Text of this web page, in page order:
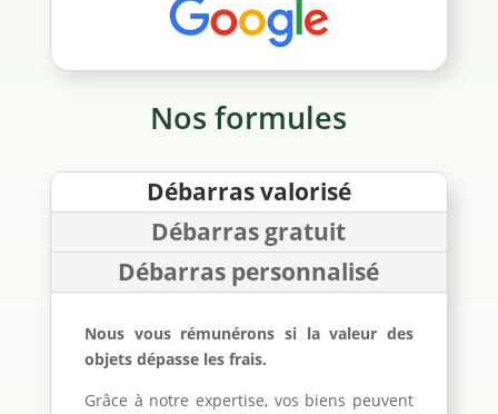
Nos formules
Débarras valorisé
Débarras gratuit
Débarras personnalisé
Nous vous rémunérons si la valeur des
objets dépasse les frais.
Grâce à notre expertise, vos biens peuvent